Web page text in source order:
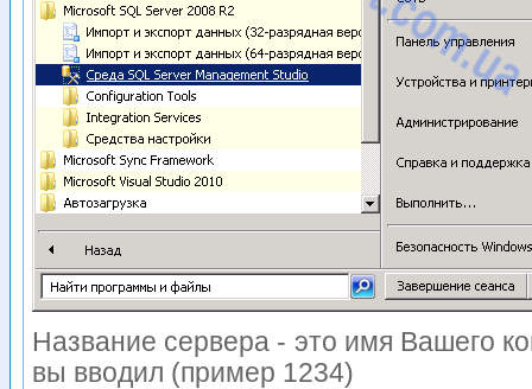
Название сервера - это имя Вашего
вы вводил (пример 1234)